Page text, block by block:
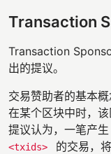
Transaction
Transaction
出的提议。
交易赞助者的基本
在某个区块中时，
提议认为，一笔产
<txids>
的交易，